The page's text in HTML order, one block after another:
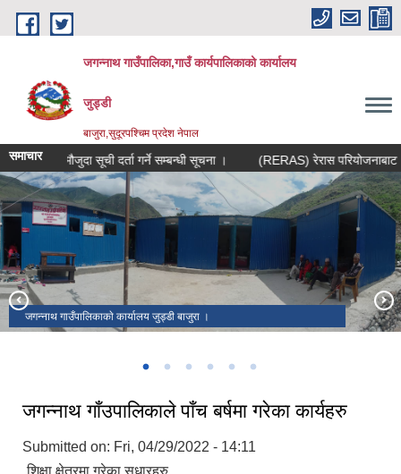
Skip to main content
जगन्नाथ गाउँपालिका,गाउँ कार्यपालिकाको कार्यालय
जुड्डी
बाजुरा,सुदूरपश्चिम प्रदेश नेपाल
समाचार मौजुदा सूची दर्ता गर्ने सम्बन्धी सूचना । (RERAS) रेरास परियोजनाबाट
जगन्नाथ गाउँपालिकाकाे कार्यालय जुड्डी बाजुरा ।
पाण्डव गुफा
जगन्नाथ गाँउपालिकाले पाँच बर्षमा गरेका कार्यहरु
Submitted on: Fri, 04/29/2022 - 14:11